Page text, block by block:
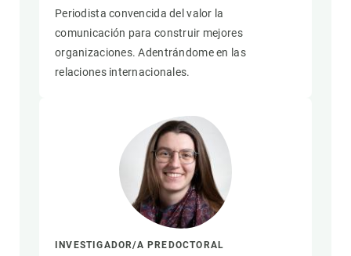
Periodista convencida del valor la
comunicación para construir mejores
organizaciones. Adentrándome en las
relaciones internacionales.
INVESTIGADOR/A PREDOCTORAL